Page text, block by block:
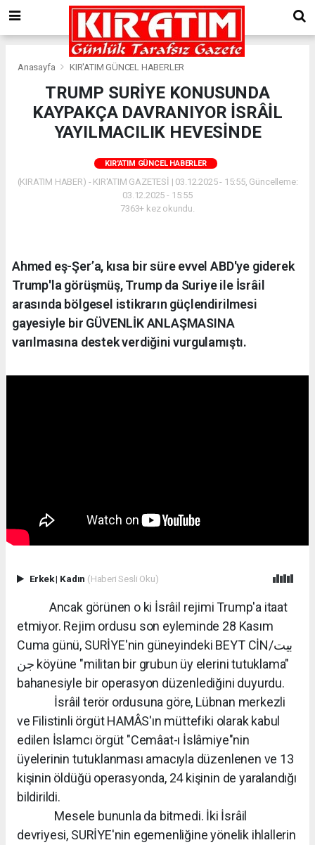
Anasayfa KIR'ATIM GÜNCEL HABERLER
TRUMP SURİYE KONUSUNDA
KAYPAKÇA DAVRANIYOR İSRÂİL
YAYILMACILIK HEVESİNDE
KIR'ATIM GÜNCEL HABERLER
(KIRATIM HABER) - KIR'ATIM GAZETESİ | 03.12.2025 - 15:55, Güncelleme:
03.12.2025 - 15:55
7363+ kez okundu.
Ahmed eş-Şer’a, kısa bir süre evvel ABD'ye giderek
Trump'la görüşmüş, Trump da Suriye ile İsrâil
arasında bölgesel istikrarın güçlendirilmesi
gayesiyle bir GÜVENLİK ANLAŞMASINA
varılmasına destek verdiğini vurgulamıştı.
Erkek| Kadın (Haberi Sesli Oku)
Ancak görünen o ki İsrâil rejimi Trump'a itaat
etmiyor. Rejim ordusu son eyleminde 28 Kasım
Cuma günü, SURİYE'nin güneyindeki BEYT CİN/بیت
جن köyüne "militan bir grubun üy elerini tutuklama"
bahanesiyle bir operasyon düzenlediğini duyurdu.
İsrâil terör ordusuna göre, Lübnan merkezli
ve Filistinli örgüt HAMÂS'ın müttefiki olarak kabul
edilen İslamcı örgüt "Cemâat-ı İslâmiye"nin
üyelerinin tutuklanması amacıyla düzenlenen ve 13
kişinin öldüğü operasyonda, 24 kişinin de yaralandığı
bildirildi.
Mesele bununla da bitmedi. İki İsrâil
devriyesi, SURİYE'nin egemenliğine yönelik ihlallerin